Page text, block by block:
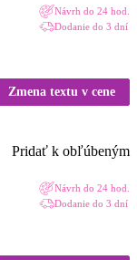
Návrh do 24 hod.
Dodanie do 3 dní
Zmena textu v cene
Pridať k obľúbeným
Návrh do 24 hod.
Dodanie do 3 dní